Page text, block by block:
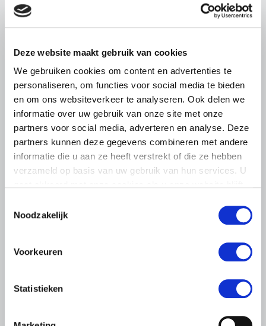
Deze website maakt gebruik van cookies
We gebruiken cookies om content en advertenties te
personaliseren, om functies voor social media te bieden
en om ons websiteverkeer te analyseren. Ook delen we
informatie over uw gebruik van onze site met onze
partners voor social media, adverteren en analyse. Deze
partners kunnen deze gegevens combineren met andere
informatie die u aan ze heeft verstrekt of die ze hebben
verzameld op basis van uw gebruik van hun services. U
Noodzakelijk
Voorkeuren
Statistieken
6 AUGUSTUS 2026
Nieuwe LTO-directeur bezoekt de
De nieuwe directeur van LTO Nederland, Coen van
Rooyen, maakte afgelopen vrijdag kennis met de
vakgroep en de multifunctionele landbouw bij
zorgtuinderij Tuin de Es in Haaren (NB).
Lees meer